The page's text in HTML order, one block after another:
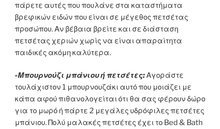
πάρετε αυτές που πουλάνε στα καταστήματα
βρεφικών ειδών που είναι σε μέγεθος πετσέτας
προσώπου. Αν βέβαια βρείτε και σε διάσταση
πετσέτας χεριών χωρίς να είναι απαραίτητα
παιδικές ακόμη καλύτερα.
-Μπουρνούζι μπάνιου ή πετσέτες:Αγοράστε
τουλάχιστον 1 μπουρνουζάκι αυτό που μοιάζει με
κάπα αφού πιθανολογείται ότι θα σας φέρουν δώρο
για το μωρό ή πάρτε 2 μεγάλες υδρόφιλες πετσέτες
μπάνιου. Πολύ μαλακές πετσέτες έχει το Bed & Bath